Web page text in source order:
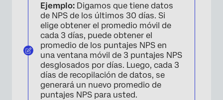
Ejemplo: Digamos que tiene datos
de NPS de los últimos 30 días. Si
elige obtener el promedio móvil de
cada 3 días, puede obtener el
promedio de los puntajes NPS en
una ventana móvil de 3 puntajes NPS
desglosados ​​por días. Luego, cada 3
días de recopilación de datos, se
generará un nuevo promedio de
puntajes NPS para usted.